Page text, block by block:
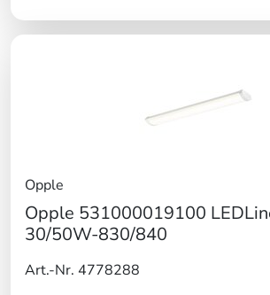
Opple
Opple 531000019100
30/50W-830/840
Art.-Nr. 4778288